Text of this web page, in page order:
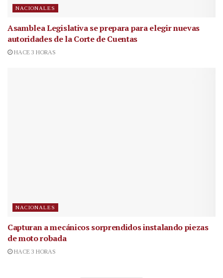
NACIONALES
Asamblea Legislativa se prepara para elegir nuevas
autoridades de la Corte de Cuentas
HACE 3 HORAS
NACIONALES
Capturan a mecánicos sorprendidos instalando piezas
de moto robada
HACE 3 HORAS